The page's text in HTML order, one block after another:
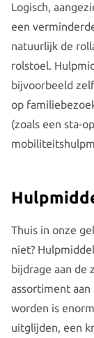
Logisch,
een
natuurlijk de
rolstoel.
bijvoorbeeld
op
(zoals een sta-
Thuis in onze
niet?
bijdrage aan de
assortiment
worden is
uitglijden, een